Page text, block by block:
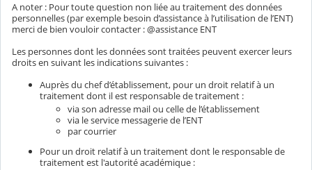
A noter : Pour toute question non liée au traitement des données
personnelles (par exemple besoin d’assistance à l’utilisation de l’ENT)
merci de bien vouloir contacter : @assistance ENT
Les personnes dont les données sont traitées peuvent exercer leurs
droits en suivant les indications suivantes :
Auprès du chef d’établissement, pour un droit relatif à un
traitement dont il est responsable de traitement :
via son adresse mail ou celle de l’établissement
via le service messagerie de l’ENT
par courrier
Pour un droit relatif à un traitement dont le responsable de
traitement est l'autorité académique :